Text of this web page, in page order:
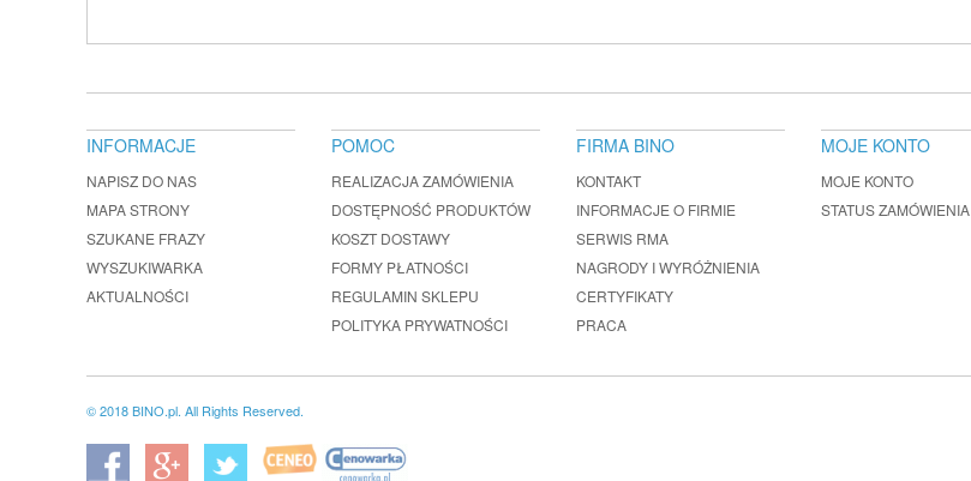
INFORMACJE
NAPISZ DO NAS
MAPA STRONY
SZUKANE FRAZY
WYSZUKIWARKA
AKTUALNOŚCI
POMOC
REALIZACJA ZAMÓWIENIA
DOSTĘPNOŚĆ PRODUKTÓW
KOSZT DOSTAWY
FORMY PŁATNOŚCI
REGULAMIN SKLEPU
POLITYKA PRYWATNOŚCI
FIRMA BINO
KONTAKT
INFORMACJE O FIRMIE
SERWIS RMA
NAGRODY I WYRÓŻNIENIA
CERTYFIKATY
PRACA
MOJE KONTO
MOJE KONTO
STATUS ZAMÓWIENIA
© 2018 BINO.pl. All Rights Reserved.